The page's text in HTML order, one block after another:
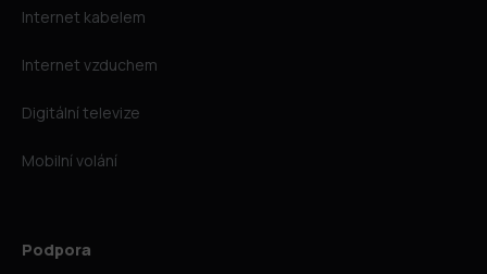
Internet kabelem
Internet vzduchem
Digitální televize
Mobilní volání
Podpora